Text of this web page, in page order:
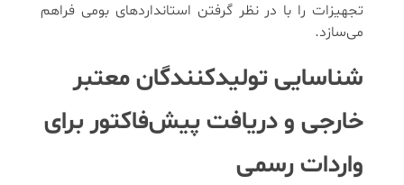
تجهیزات را با در نظر گرفتن استانداردهای بومی فراهم
می‌سازد.
شناسایی تولیدکنندگان معتبر
خارجی و دریافت پیش‌فاکتور برای
واردات رسمی